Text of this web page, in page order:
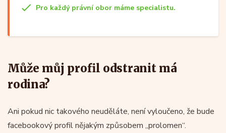
Pro každý právní obor máme specialistu.
Může můj profil odstranit má
rodina?
Ani pokud nic takového neuděláte, není vyloučeno, že bude
facebookový profil nějakým způsobem „prolomen“.